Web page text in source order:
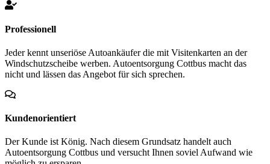
Professionell
Jeder kennt unseriöse Autoankäufer die mit Visitenkarten an der
Windschutzscheibe werben. Autoentsorgung Cottbus macht das
nicht und lässen das Angebot für sich sprechen.
Kundenorientiert
Der Kunde ist König. Nach diesem Grundsatz handelt auch
Autoentsorgung Cottbus und versucht Ihnen soviel Aufwand wie